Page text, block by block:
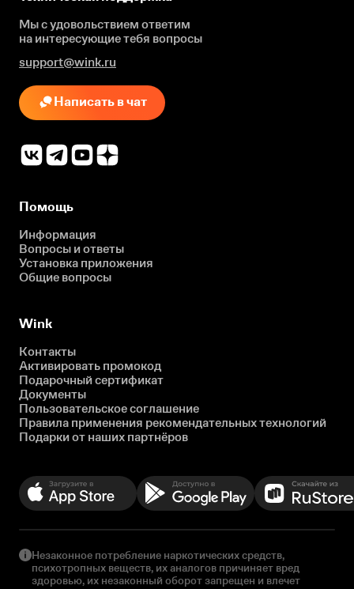
Мы с удовольствием ответим
на интересующиетебя вопросы
support@wink.ru
Написать в чат
Помощь
Информация
Вопросы и ответы
Установка приложения
Общие вопросы
Wink
Контакты
Активировать промокод
Подарочный сертификат
Документы
Пользовательское соглашение
Правила применения рекомендательных технологий
Подарки от наших партнёров
Незаконное потребление наркотических средств,
психотропных веществ, их аналогов причиняет вред
здоровью, их незаконный оборот запрещен и влечет